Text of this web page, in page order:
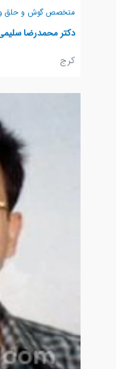
متخصص گوش و حلق و
دکتر محمدرضا
كرج